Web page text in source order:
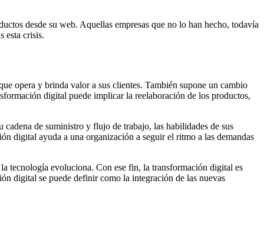
desde su web. Aquellas empresas que no lo han hecho, todavía
esta crisis.
opera y brinda valor a sus clientes. También supone un cambio
digital puede implicar la reelaboración de los productos,
de suministro y flujo de trabajo, las habilidades de sus
digital ayuda a una organización a seguir el ritmo a las demandas
tecnología evoluciona. Con ese fin, la transformación digital es
digital se puede definir como la integración de las nuevas